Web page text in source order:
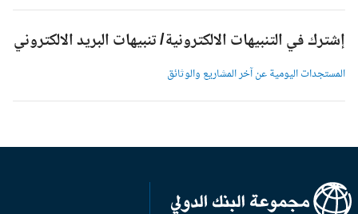
إشترك في التنبيهات الالكترونية/ تنبيهات البريد الالكتروني
المستجدات اليومية عن آخر المشاريع والوثائق